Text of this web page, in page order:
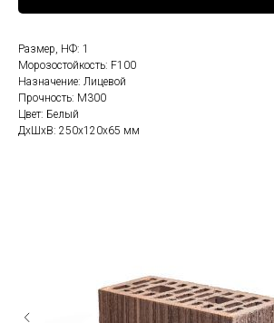
Размер, НФ: 1
Морозостойкость: F100
Назначение: Лицевой
Прочность: М300
Цвет: Белый
ДxШxВ: 250x120x65 мм